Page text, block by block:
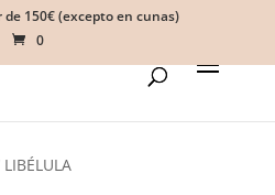
150€ (excepto en cunas)
0